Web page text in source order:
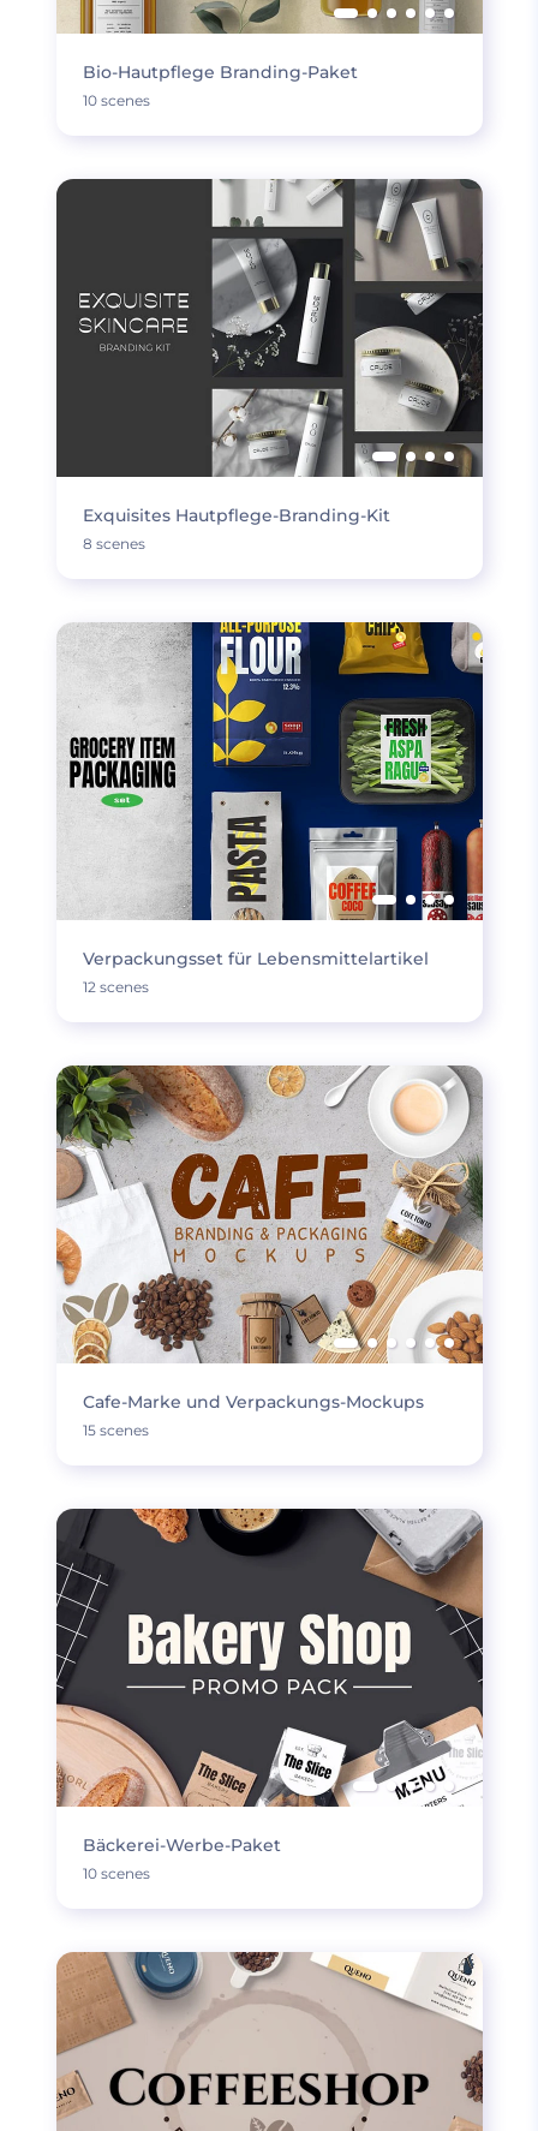
Bio-Hautpflege Branding-Paket
10 scenes
Exquisites Hautpflege-Branding-Kit
8 scenes
Verpackungsset für Lebensmittelartikel
12 scenes
Cafe-Marke und Verpackungs-Mockups
15 scenes
Bäckerei-Werbe-Paket
10 scenes